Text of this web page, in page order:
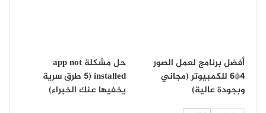
أفضل برنامج لعمل الصور
4*6 للكمبيوتر (مجاني
وبجودة عالية)
حل مشكلة app not
installed (5 طرق سرية
يخفيها عنك الخبراء)